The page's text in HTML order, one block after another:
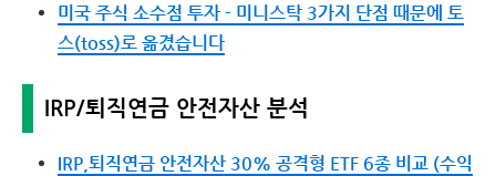
미국 주식 소수점 투자 - 미니스탁 3가지 단점 때문에 토
스(toss)로 옮겼습니다
IRP/퇴직연금 안전자산 분석
IRP,퇴직연금 안전자산 30% 공격형 ETF 6종 비교 (수익